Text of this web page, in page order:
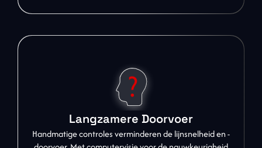
Langzamere Doorvoer
Handmatige controles verminderen de lijnsnelheid en -